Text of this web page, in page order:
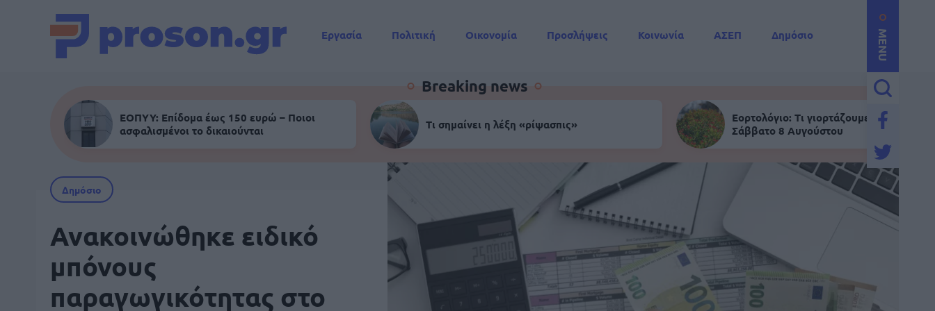
MENU
Εργασία Πολιτική Οικονομία Προσλήψεις Κοινωνία ΑΣΕΠ
Δημόσιο
Breaking news
ΕΟΠΥΥ: Επίδομα έως 150 ευρώ – Ποιοι
ασφαλισμένοι το δικαιούνται
Τι σημαίνει η λέξη «ρίψασπις»
Εορτολόγιο: Τι γιορτάζουμε σήμερα,
Σάββατο 8 Αυγούστου
Δημόσιο
Ανακοινώθηκε ειδικό
μπόνους
παραγωγικότητας στο